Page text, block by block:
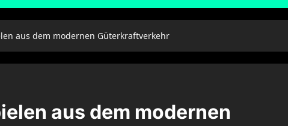
aus dem modernen Güterkraftverkehr
aus dem modernen